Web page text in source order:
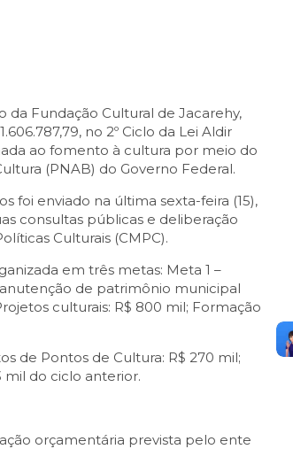
Fundação Cultural de Jacarehy,
no 2º Ciclo da Lei Aldir
ao fomento à cultura por meio do
(PNAB) do Governo Federal.
foi enviado na última sexta-feira (15),
consultas públicas e deliberação
Culturais (CMPC).
em três metas: Meta 1 –
de patrimônio municipal
culturais: R$ 800 mil; Formação
de Pontos de Cultura: R$ 270 mil;
mil do ciclo anterior.
orçamentária prevista pelo ente